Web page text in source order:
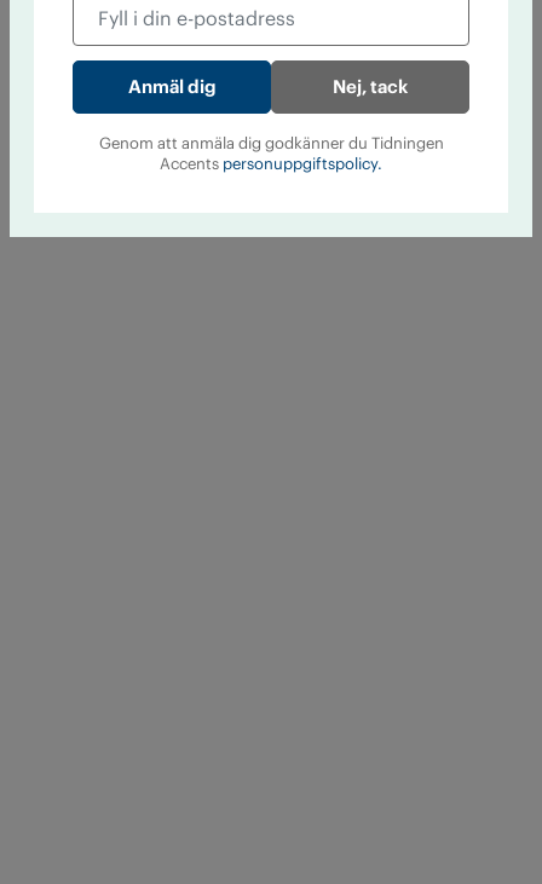
Nej, tack
Genom att anmäla dig godkänner du Tidningen
Accents personuppgiftspolicy.